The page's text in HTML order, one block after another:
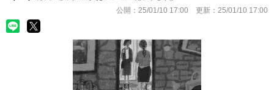
公開： 25/01/10 17:00 更新： 25/01/10 17:00